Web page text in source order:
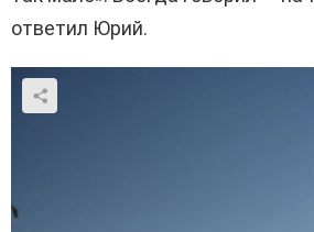
ответил Юрий.